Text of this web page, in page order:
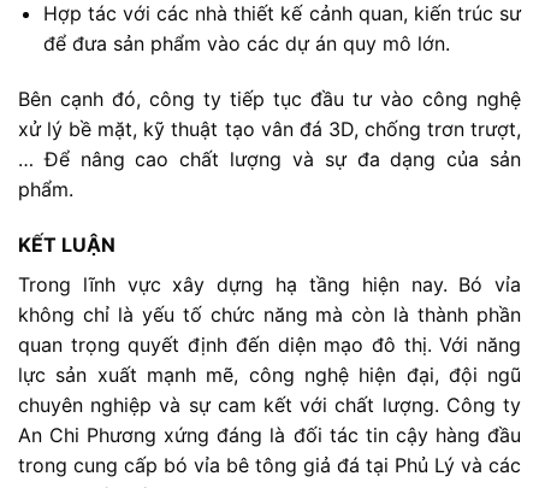
Hợp tácvớicác nhàthiết kế cảnh quan, kiến trúc sư
để đưa sản phẩm vào các dự án quy mô lớn.
Bên cạnh đó, công ty tiếp tục đầu tư vào công nghệ
xử lý bề mặt, kỹthuật tạo vân đá 3D, chốngtrơntrượt,
… Để nângcaochất lượng và sự đadạngcủa sản
phẩm.
KẾT LUẬN
Trong lĩnh vực xâydựng hạ tầng hiện nay. Bóvỉa
không chỉ là yếu tố chức năng màcòn làthành phần
quan trọngquyếtđịnh đến diện mạo đô thị.Với năng
lực sản xuất mạnh mẽ, công nghệ hiện đại, đội ngũ
chuyên nghiệpvà sự cam kếtvớichất lượng. Côngty
An Chi Phương xứngđáng là đối tác tin cậy hàngđầu
trong cung cấp bó vỉa bê tông giả đá tại Phủ Lý và các